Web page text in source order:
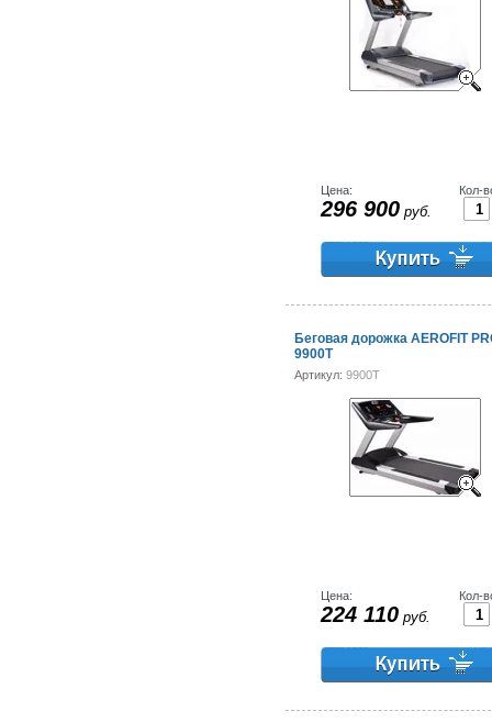
Цена:
296 900 руб.
Кол-
Беговая дорожка AEROFIT
9900Т
Артикул: 9900Т
Цена:
224 110 руб.
Кол-